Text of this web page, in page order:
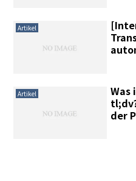
dem
wie
Artikel
Artikel
Was
der